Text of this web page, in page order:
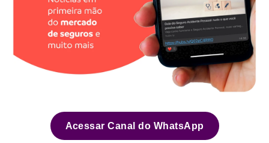
Acessar Canal do WhatsApp